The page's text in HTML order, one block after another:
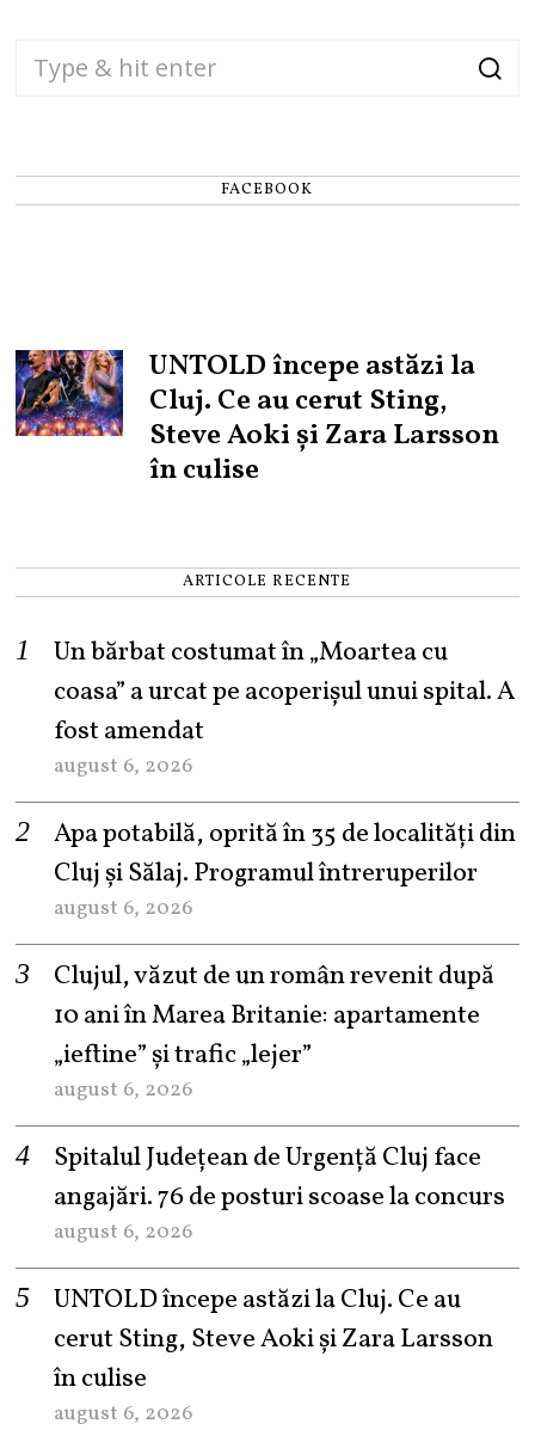
FACEBOOK
UNTOLD începe astăzi la
Cluj. Ce au cerut Sting,
Steve Aoki și Zara Larsson
în culise
ARTICOLE RECENTE
Un bărbat costumat în „Moartea cu
coasa” a urcat pe acoperișul unui spital. A
fost amendat
august 6, 2026
Apa potabilă, oprită în 35 de localități din
Cluj și Sălaj. Programul întreruperilor
august 6, 2026
Clujul, văzut de un român revenit după
10 ani în Marea Britanie: apartamente
„ieftine” și trafic „lejer”
august 6, 2026
Spitalul Județean de Urgență Cluj face
angajări. 76 de posturi scoase la concurs
august 6, 2026
UNTOLD începe astăzi la Cluj. Ce au
cerut Sting, Steve Aoki și Zara Larsson
în culise
august 6, 2026